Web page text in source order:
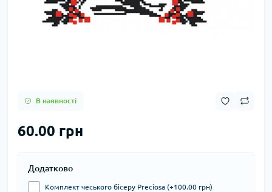
В наявності
60.00 грн
Додатково
Комплект чеського бісеру Preciosa (+100.00 грн)